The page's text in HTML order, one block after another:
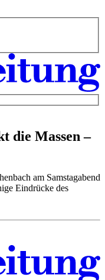
die Massen –
am Samstagabend
Eindrücke des